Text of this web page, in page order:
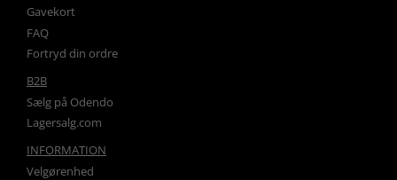
Gavekort
FAQ
Fortryd din ordre
B2B
Sælg på Odendo
Lagersalg.com
INFORMATION
Velgørenhed